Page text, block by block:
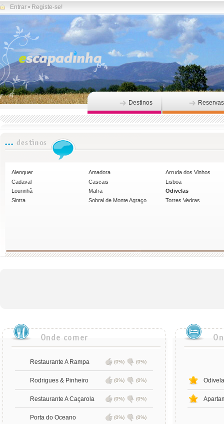
Entrar • Registe-se!
Destinos Reservas
Alenquer Amadora
Arruda dos Vinhos
Cadaval
Cascais
Lisboa
Lourinhã
Mafra
Odivelas
Sintra
Sobral de Monte Agraço Torres Vedras
Restaurante A Rampa (0%) (0%)
Rodrigues & Pinheiro (0%) (0%)
Restaurante A Caçarola (0%) (0%)
Porta do Oceano (0%) (0%)